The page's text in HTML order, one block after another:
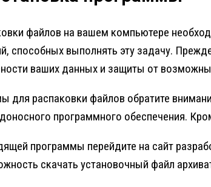
файлов на вашем компьютере
способных выполнять эту задачу.
ваших данных и защиты от
для распаковки файлов обратите
программного обеспечения.
программы перейдите на сайт
скачать установочный файл